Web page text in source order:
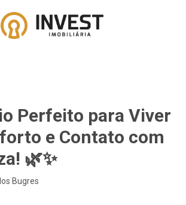
Perfeito para Viver
e Contato com
🌿✨
Bugres